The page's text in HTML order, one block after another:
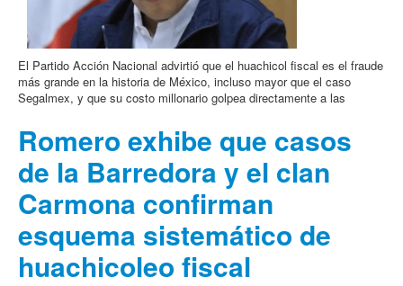
El Partido Acción Nacional advirtió que el huachicol fiscal es el fraude
más grande en la historia de México, incluso mayor que el caso
Segalmex, y que su costo millonario golpea directamente a las
Romero exhibe que casos
de la Barredora y el clan
Carmona confirman
esquema sistemático de
huachicoleo fiscal